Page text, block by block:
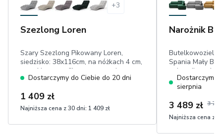
+3
Szezlong Loren
Szary Szezlong Pikowany Loren,
siedzisko: 38x116cm, na nóżkach 4 cm,
wysokie wyprofilowane oparcie,
przeszycia,welur eco-friendly
Dostarczymy do Ciebie do 20 dni
1 409 zł
Najniższa cena z 30 dni: 1 409 zł
Narożnik
Spania Mały
pojemnik,
powierzchnia
przyjemny w
Dostarczymy
sierpnia
3 489 zł 3
Najniższa cena z